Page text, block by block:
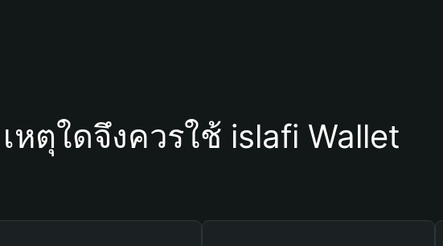
เหตุใดจึงควรใช้ islafi Wallet